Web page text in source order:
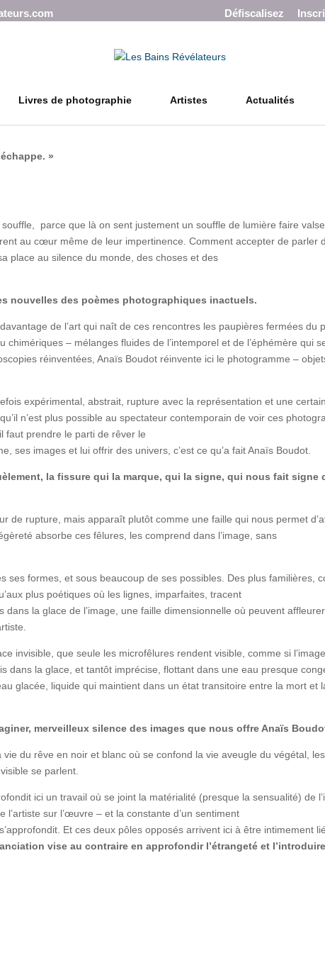
Défiscalisez
Livres de photographie Artistes Actualités
»
parce que là on sent justement un souffle de lumière faire
au cœur même de leur impertinence. Comment accepter de parler
place au silence du monde, des choses et des
nouvelles des poèmes photographiques inactuels.
de l’art qui naît de ces rencontres les paupières fermées du
– mélanges fluides de l’intemporel et de l’éphémère qui
réinventées, Anaïs Boudot réinvente ici le photogramme –
expérimental, abstrait, rupture avec la représentation et une
n’est plus possible au spectateur contemporain de voir ces
faut prendre le parti de rêver le
ses images et lui offrir des univers, c’est ce qu’a fait Anaïs Boudot.
la fissure qui la marque, qui la signe, qui nous fait signe
de rupture, mais apparaît plutôt comme une faille qui nous permet
absorbe ces fêlures, les comprend dans l’image, sans
ses formes, et sous beaucoup de ses possibles. Des plus familières,
plus poétiques où les lignes, imparfaites, tracent
dans la glace de l’image, une faille dimensionnelle où peuvent
invisible, que seule les microfêlures rendent visible, comme si
dans la glace, et tantôt imprécise, flottant dans une eau presque
glacée, liquide qui maintient dans un état transitoire entre la mort
merveilleux silence des images que nous offre Anaïs
du rêve en noir et blanc où se confond la vie aveugle du végétal,
se parlent.
ici un travail où se joint la matérialité (presque la sensualité) de
sur l’œuvre – et la constante d’un sentiment
Et ces deux pôles opposés arrivent ici à être intimement
vise au contraire en approfondir l’étrangeté et